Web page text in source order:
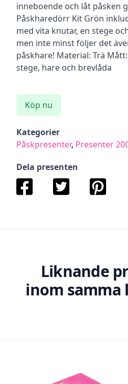
inneboende och låt påsken
Påskharedörr Kit Grön
med vita knutar, en stege
men inte minst följer det
påskhare! Material: Trä
stege, hare och brevlåda
Köp nu
Kategorier
Påskpresenter, Presenter
Dela presenten
Liknande
inom